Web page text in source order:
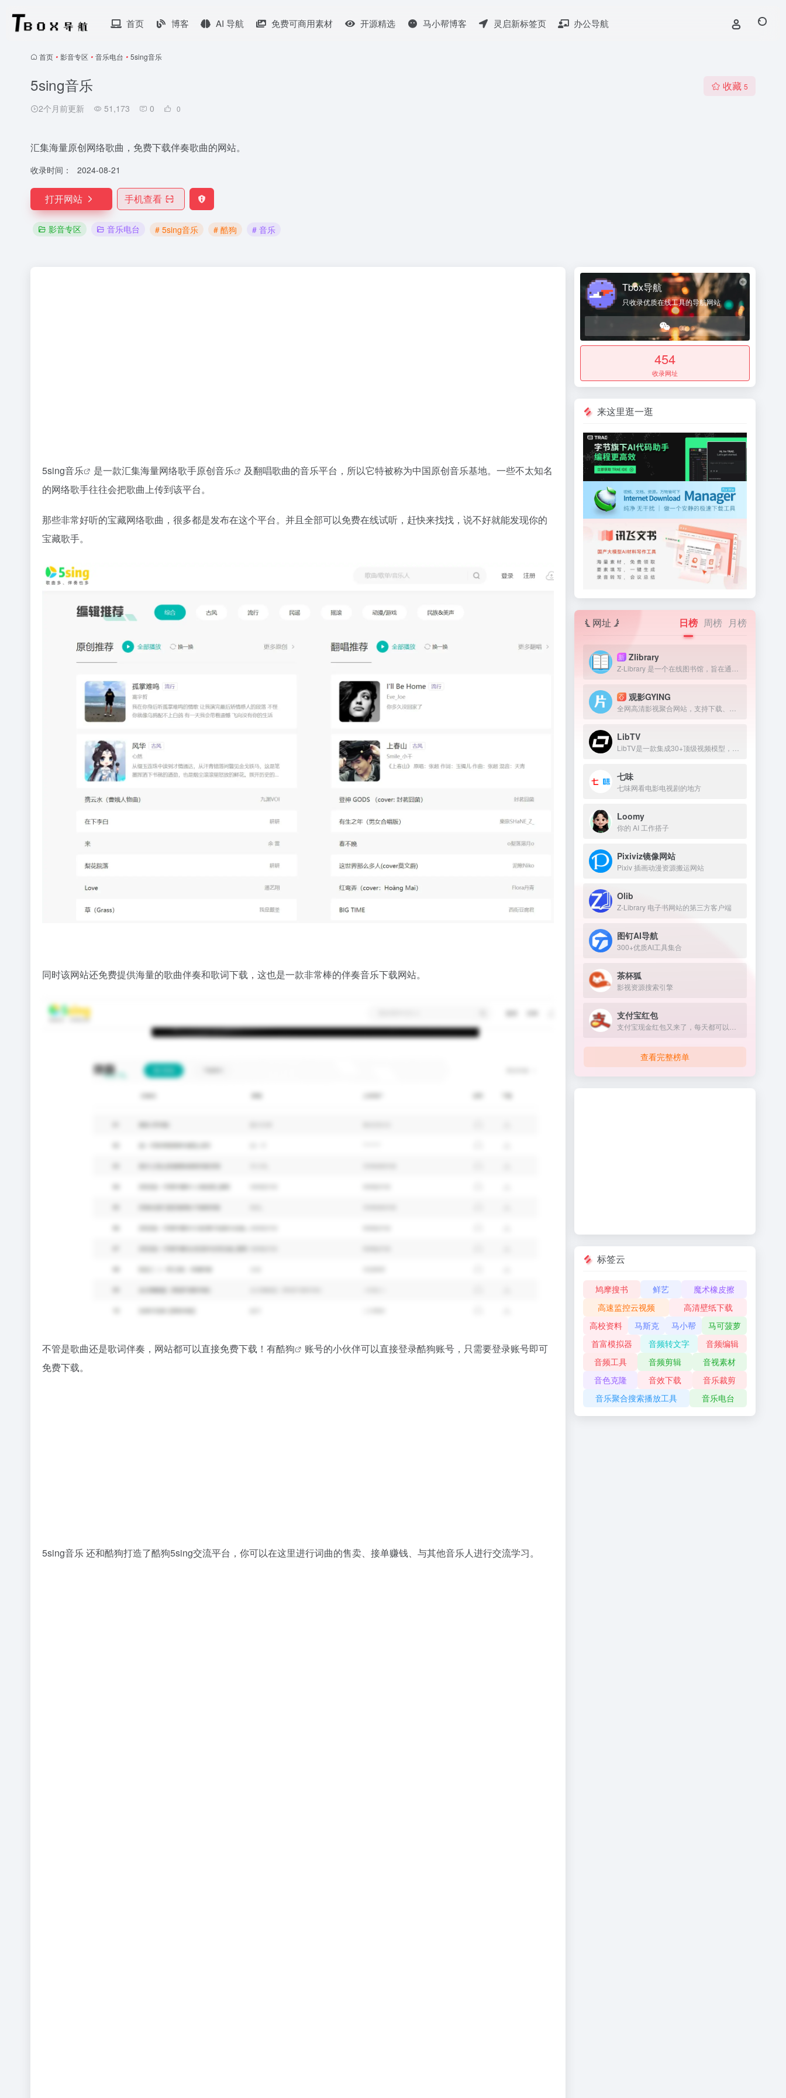
首页 博客 AI 导航 免费可商用素材 开源精选 马小帮博客 灵启新标签页 办公导航
首页 • 影音专区 • 音乐电台 • 5sing音乐
5sing音乐
2个月前更新 51,173 0 0
收藏 5
汇集海量原创网络歌曲，免费下载伴奏歌曲的网站。
收录时间： 2024-08-21
打开网站 手机查看
影音专区 音乐电台 # 5sing音乐 # 酷狗 # 音乐
5sing音乐 是一款汇集海量网络歌手原创音乐
及翻唱歌曲的音乐平台，所以它特被称为中国原创音乐基地。一些不太知名
的网络歌手往往会把歌曲上传到该平台。
那些非常好听的宝藏网络歌曲，很多都是发布在这个平台。并且全部可以免费在线试听，赶快来找找，说不好就能发现你的
宝藏歌手。
同时该网站还免费提供海量的歌曲伴奏和歌词下载，这也是一款非常棒的伴奏音乐下载网站。
不管是歌曲还是歌词伴奏，网站都可以直接免费下载！有酷狗
账号的小伙伴可以直接登录酷狗账号，只需要登录账号即可
免费下载。
5sing音乐 还和酷狗打造了酷狗5sing交流平台，你可以在这里进行词曲的售卖、接单赚钱、与其他音乐人进行交流学习。
Tbox导航
只收录优质在线工具的导航网站
454
收录网址
来这里逛一逛
网址 日榜 周榜 月榜
新 Zlibrary
观影GYING
LibTV
七味
七味网看电影电视剧的地方
Loomy
你的 AI 工作搭子
Pixiviz镜像网站
Pixiv 插画动漫资源搬运网站
Olib
Z-Library 电子书网站的第三方客户端
图钉AI导航
300+优质AI工具集合
茶杯狐
影视资源搜索引擎
支付宝红包
查看完整榜单
标签云
鸠摩搜书 鲜艺
魔术橡皮擦
高速监控云视频
高清壁纸下载
高校资料
马斯克 马小帮
马可菠萝
首富模拟器
音频转文字
音频编辑
音频工具
音频剪辑
音视素材
音色克隆
音效下载
音乐裁剪
音乐聚合搜索播放工具
音乐电台